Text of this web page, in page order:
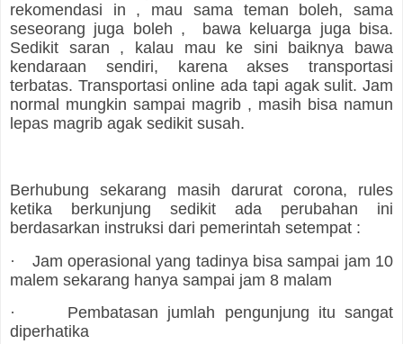
rekomendasi in , mau sama teman boleh, sama
seseorang juga boleh , bawa keluarga juga bisa.
Sedikit saran , kalau mau ke sini baiknya bawa
kendaraan sendiri, karena akses transportasi
terbatas. Transportasi online ada tapi agak sulit. Jam
normal mungkin sampai magrib , masih bisa namun
lepas magrib agak sedikit susah.
Berhubung sekarang masih darurat corona, rules
ketika berkunjung sedikit ada perubahan ini
berdasarkan instruksi dari pemerintah setempat :
·
Jam operasional yang tadinya bisa sampai jam 10
malem sekarang hanya sampai jam 8 malam
·
Pembatasan jumlah pengunjung itu sangat
diperhatika